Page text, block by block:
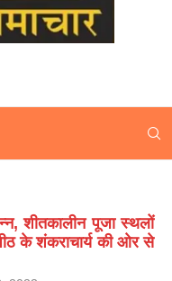
शीतकालीन पूजा स्थलों
के शंकराचार्य की ओर से